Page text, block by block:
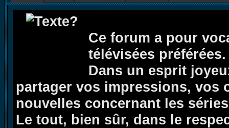
Ce forum a pour
télévisées préférées.
Dans un esprit
partager vos impressions, vos
nouvelles concernant les
Le tout, bien sûr, dans le